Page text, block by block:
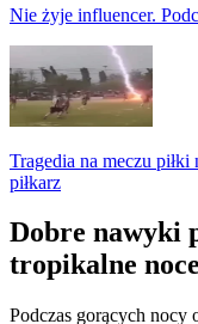
Nie żyje influencer.
Tragedia na meczu
piłkarz
Dobre nawyki
tropikalne noce
Podczas gorących nocy